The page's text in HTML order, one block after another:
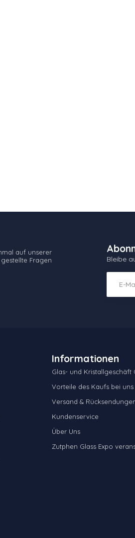
auf unserer
Fragen
Bleibe
Informationen
Glas- und Kristallgeschäft
Vorteile des Kaufs bei uns
Versand &
Kundenservice
Über Uns
Zutphen Glass Expo